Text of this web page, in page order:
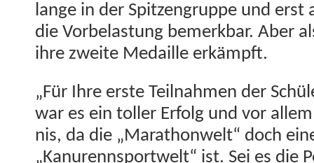
lange in der Spitzen­gruppe und erst
die Vor­be­las­tung bemerk­bar. Aber
ihre zweite Medaille erkämpft.
„Für Ihre erste Teil­nah­men der
war es ein toller Erfolg und vor
nis, da die „Marathon­welt“ doch
„Kanurennsportwelt“ ist. Sei es die